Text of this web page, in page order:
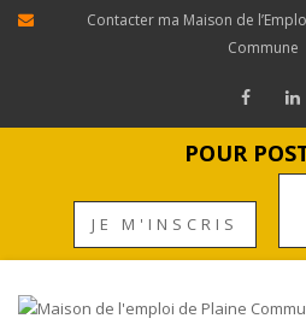
Contacter ma Maison de
Commune
POUR
JE M'INSCRIS